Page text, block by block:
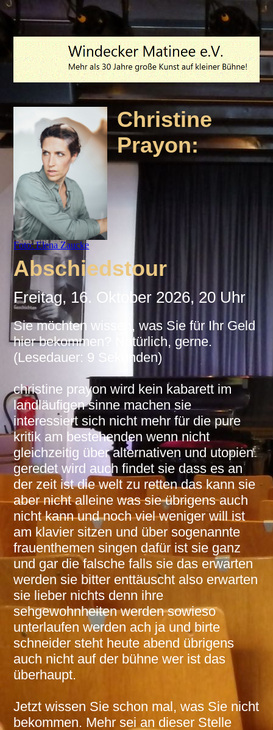
Foto: Elena Zaucke
Christine
Prayon:
Abschiedstour
Freitag, 16. Oktober 2026, 20 Uhr
Sie möchten wissen, was Sie für Ihr Geld
hier bekommen? Natürlich, gerne.
(Lesedauer: 9 Sekunden)
christine prayon wird kein kabarett im
landläufigen sinne machen sie
interessiert sich nicht mehr für die pure
kritik am bestehenden wenn nicht
gleichzeitig über alternativen und utopien
geredet wird auch findet sie dass es an
der zeit ist die welt zu retten das kann sie
aber nicht alleine was sie übrigens auch
nicht kann und noch viel weniger will ist
am klavier sitzen und über sogenannte
frauenthemen singen dafür ist sie ganz
und gar die falsche falls sie das erwarten
werden sie bitter enttäuscht also erwarten
sie lieber nichts denn ihre
sehgewohnheiten werden sowieso
unterlaufen werden ach ja und birte
schneider steht heute abend übrigens
auch nicht auf der bühne wer ist das
überhaupt.
Jetzt wissen Sie schon mal, was Sie nicht
bekommen. Mehr sei an dieser Stelle